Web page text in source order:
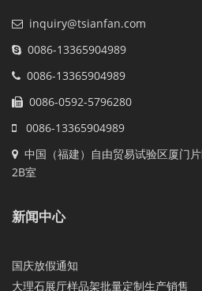
inquiry@tsianfan.com
0086-13365904989
0086-13365904989
0086-0592-5796280
0086-13365904989
中国（福建）自由贸易试验区厦门
2B室
新闻中心
国庆放假通知
大理石展厅样品架批量定制生产销售